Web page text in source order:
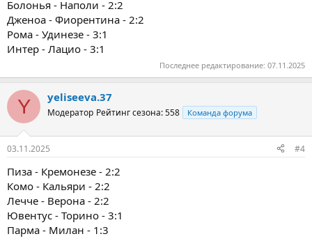
Болонья - Наполи - 2:2
Дженоа - Фиорентина - 2:2
Рома - Удинезе - 3:1
Интер - Лацио - 3:1
Последнее редактирование: 07.11.2025
Y yeliseeva.37
Модератор Рейтинг сезона: 558 Команда форума
03.11.2025 #4
Пиза - Кремонезе - 2:2
Комо - Кальяри - 2:2
Лечче - Верона - 2:2
Ювентус - Торино - 3:1
Парма - Милан - 1:3